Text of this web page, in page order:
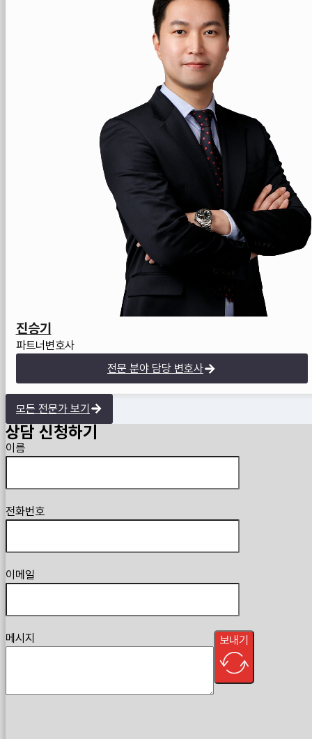
진승기
파트너변호사
전문 분야 담당 변호사
모든 전문가 보기
상담 신청하기
이름
전화번호
이메일
메시지 보내기
Guardian